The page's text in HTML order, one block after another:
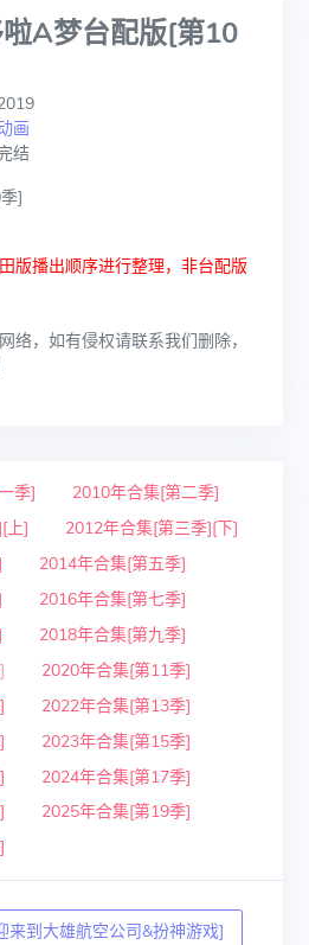
A梦台配版[第10
画
结
]
版播出顺序进行整理，非台配版
络，如有侵权请联系我们删除，
季]
2010年合集[第二季]
上]
2012年合集[第三季][下]
2014年合集[第五季]
2016年合集[第七季]
2018年合集[第九季]
2020年合集[第11季]
2022年合集[第13季]
2023年合集[第15季]
2024年合集[第17季]
2025年合集[第19季]
来到大雄航空公司&扮神游戏]